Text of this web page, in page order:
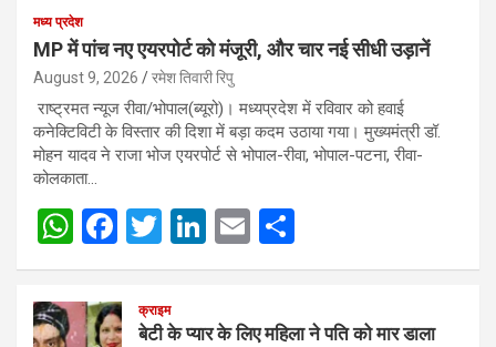
मध्य प्रदेश
MP में पांच नए एयरपोर्ट को मंजूरी, और चार नई सीधी उड़ानें
August 9, 2026 रमेश तिवारी रिपु
राष्ट्रमत न्यूज रीवा/भोपाल(ब्यूरो)। मध्यप्रदेश में रविवार को हवाई
कनेक्टिविटी के विस्तार की दिशा में बड़ा कदम उठाया गया। मुख्यमंत्री डॉ.
मोहन यादव ने राजा भोज एयरपोर्ट से भोपाल-रीवा, भोपाल-पटना, रीवा-
कोलकाता…
W
h
at
s
F
a
ce
b
T
wi
tt
er
Li
n
dI
E
m h
e
क्राइम
बेटी के प्यार के लिए महिला ने पति को मार डाला